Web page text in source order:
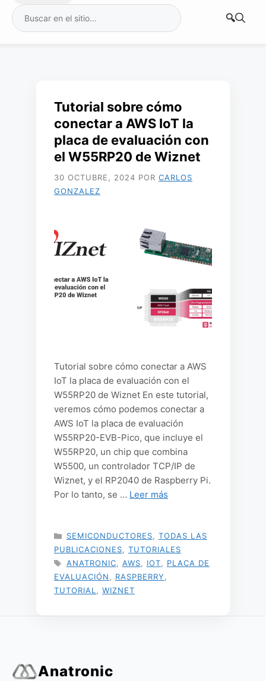
Buscar:
Tutorial sobre cómo
conectar a AWS IoT la
placa de evaluación con
el W55RP20 de Wiznet
30 OCTUBRE, 2024 POR CARLOS
GONZALEZ
Tutorial sobre cómo conectar a AWS
IoT la placa de evaluación con el
W55RP20 de Wiznet En este tutorial,
veremos cómo podemos conectar a
AWS IoT la placa de evaluación
W55RP20-EVB-Pico, que incluye el
W55RP20, un chip que combina
W5500, un controlador TCP/IP de
Wiznet, y el RP2040 de Raspberry Pi.
Por lo tanto, se … Leer más
CATEGORÍAS
SEMICONDUCTORES
TODAS LAS
PUBLICACIONES
TUTORIALES
ETIQUETAS
ANATRONIC AWS IOT
PLACA DE
EVALUACIÓN
RASPBERRY
TUTORIAL
WIZNET
Anatronic